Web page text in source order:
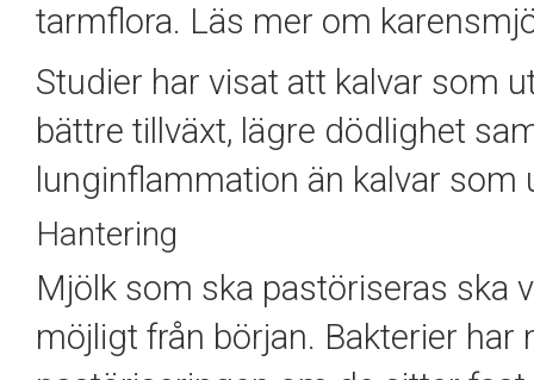
tarmflora. Läs mer om
Studier har visat att kalvar som
bättre tillväxt, lägre dödlighet
lunginflammation än kalvar
Hantering
Mjölk som ska pastöriseras ska
möjligt från början. Bakterier